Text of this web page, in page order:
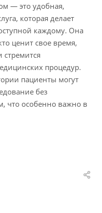
— это удобная,
которая делает
каждому. Она
ценит свое время,
стремится
процедур.
пациенты могут
без
что особенно важно в